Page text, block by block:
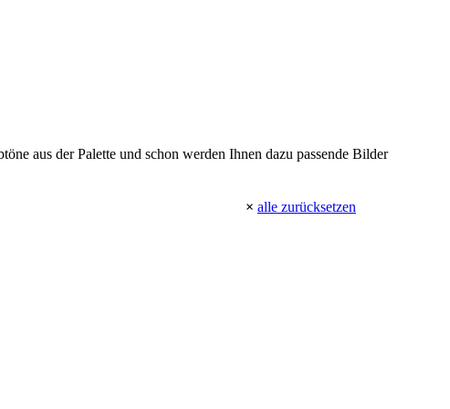
aus der Palette und schon werden Ihnen dazu passende Bilder
× alle zurücksetzen